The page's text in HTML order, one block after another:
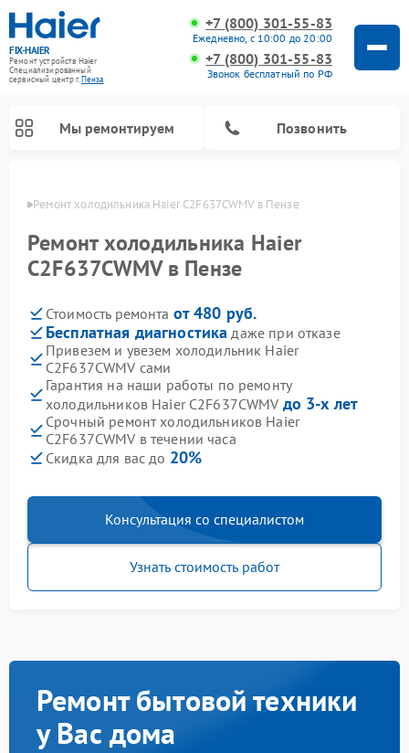
FIX-HAIER
Ремонт устройств Haier
Специализированный
cервисный центр г.Пенза
+7 (800) 301-55-83
Ежедневно, с 10:00 до 20:00
+7 (800) 301-55-83
Звонок бесплатный по РФ
Мы ремонтируем Позвонить
Ремонт холодильника Haier C2F637CWMV в Пензе
Ремонт холодильника Haier
C2F637CWMV в Пензе
Стоимость ремонта от 480 руб.
Бесплатная диагностика даже при отказе
Привезем и увезем холодильник Haier
C2F637CWMV сами
Гарантия на наши работы по ремонту
холодильников Haier C2F637CWMV до 3-х лет
Срочный ремонт холодильников Haier
C2F637CWMV в течении часа
Скидка для вас до 20%
Консультация со специалистом
Узнать стоимость работ
Ремонт бытовой техники
у Вас дома